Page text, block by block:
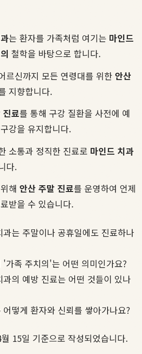
는 환자를 가족처럼 여기는 마인드
철학을 바탕으로 합니다.
르신까지 모든 연령대를 위한 안산
지향합니다.
진료를 통해 구강 질환을 사전에 예
강을 유지합니다.
소통과 정직한 진료로 마인드 치과
다.
해 안산 주말 진료를 운영하여 언제
받을 수 있습니다.
는 주말이나 공휴일에도 진료하나
'가족 주치의'는 어떤 의미인가요?
의 예방 진료는 어떤 것들이 있나
떻게 환자와 신뢰를 쌓아가나요?
15일 기준으로 작성되었습니다.